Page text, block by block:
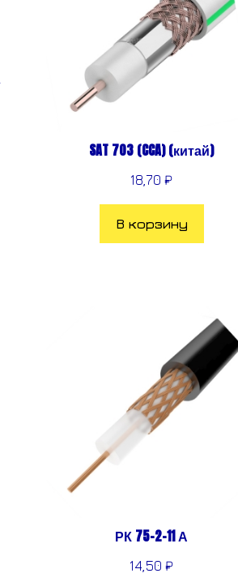
SAT 703 (CCA) (китай)
18,70₽
В корзину
РК 75-2-11 А
14,50₽